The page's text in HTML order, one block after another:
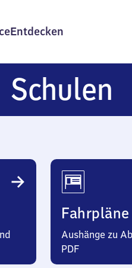
Entdecken
Schulen
Fahrpläne
Aushänge zu
PDF